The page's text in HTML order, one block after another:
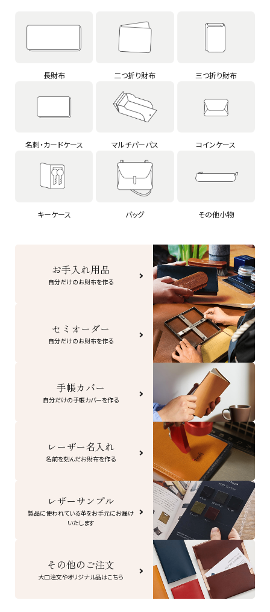
長財布 二つ折り財布 三つ折り財布
名刺・カードケース マルチパーパス コインケース
キーケース バッグ その他小物
お手入れ用品
自分だけのお財布を作る
セミオーダー
自分だけのお財布を作る
手帳カバー
自分だけの手帳カバーを作る
レーザー名入れ
名前を刻んだお財布を作る
レザーサンプル
製品に使われている革をお手元にお届け
いたします
その他のご注文
大口注文やオリジナル品はこちら